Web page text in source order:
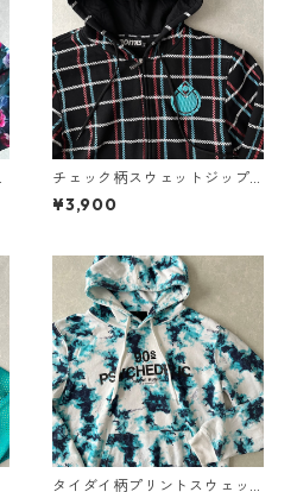
チェック柄スウェットジップ
アップパーカー チェック柄 M
古着 メンズ
¥3,900
タイダイ柄プリントスウェッ